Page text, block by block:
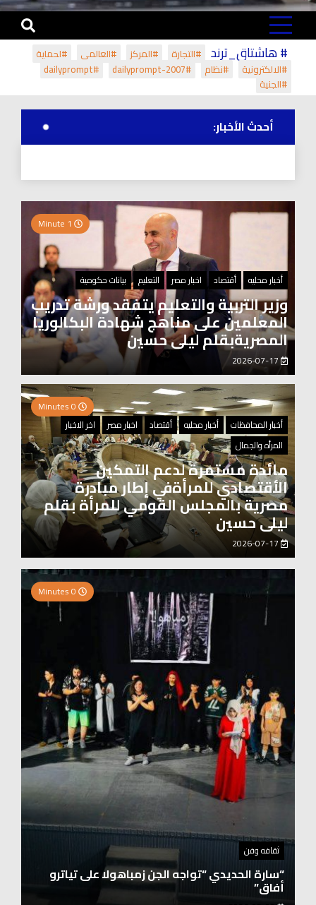
# هاشتاق_ترند #التجارة #المركز #العالمي
#لحماية
#الالكترونية
#نظام #dailyprompt-2007
#dailyprompt
#الجنية
أحدث الأخبار:
أخبار محليه أقتصاد اخبار مصر التعليم بيانات حكومية
وزير التربية والتعليم يتفقد ورشة تدريب
المعلمين على مناهج شهادة البكالوريا
المصريةبقلم ليلى حسين
أخبار المحافظات
أخبار محليه أقتصاد اخبار مصر
اخر الاخبار
المرأه والجمال
مائدة مستمرة لدعم التمكين
الأقتصادي للمرأةفي إطار مبادرة
مصرية بالمجلس القومي للمرأة بقلم
ليلى حسين
2026-07-17
توك شو
حفيد الشيخ محمد صالح بن كلوت شيخ رحالة
عابروالربع الخالى.. مرافقو مبارك بن لندن يتكلمون
يزور هويداعطا في بيتها ومؤسستها